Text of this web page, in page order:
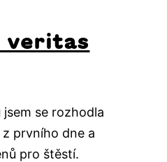
veritas
se rozhodla
prvního dne a
pro štěstí.